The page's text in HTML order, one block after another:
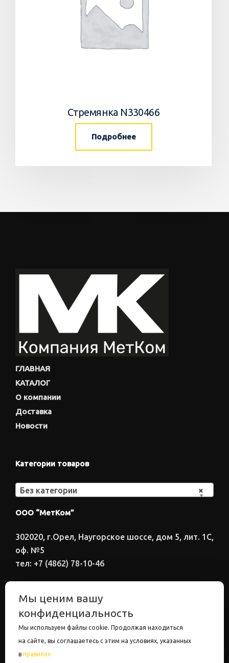
Стремянка N330466
Подробнее
ГЛАВНАЯ
КАТАЛОГ
О компании
Доставка
Новости
Категории товаров
×
Без категории
ООО “МетКом”
302020, г.Орел, Наугорское шоссе, дом 5, лит. 1С,
оф. №5
тел: +7 (4862) 78-10-46
Электронный адрес
metkom57@mail.ru
Мы ценим вашу
конфиденциальность
Мы используем файлы cookie. Продолжая находиться
на сайте, вы соглашаетесь с этим на условиях, указанных
в правилах